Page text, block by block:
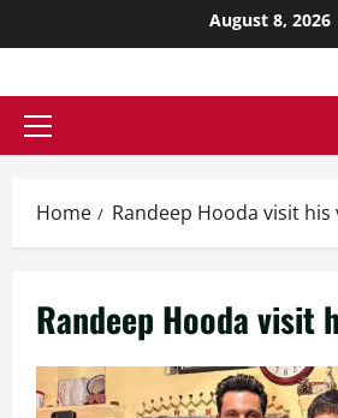
August 8, 2026
Home Randeep Hooda visit his
Randeep Hooda visit